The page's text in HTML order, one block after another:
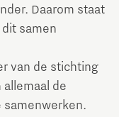
Daarom staat
samen
van de stichting
de
samenwerken.